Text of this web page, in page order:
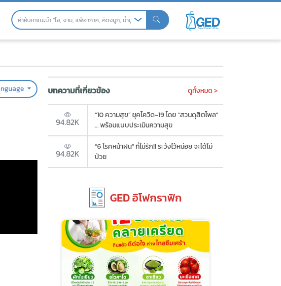
บทความที่เกี่ยวข้อง ดูทั้งหมด >
94.82K
“10 ความสุข” ยุคโควิด-19 โดย “สวนดุสิตโพล”
… พร้อมแบบประเมินความสุข
94.82K
“6 โรคหน้าฝน” ที่ไม่รัก!! ระวังไว้หน่อย จะได้ไม่
ป่วย
GED อิโฟกราฟิก